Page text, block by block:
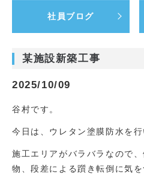
社員ブログ
某施設新築工事
2025/10/09
谷村です。
今日は、ウレタン塗膜防水を行
施工エリアがバラバラなので
物、段差による躓き転倒に気